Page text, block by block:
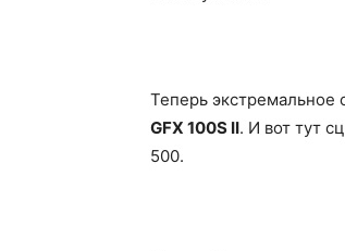
Теперь экстремальное
GFX 100S II. И вот тут
500.